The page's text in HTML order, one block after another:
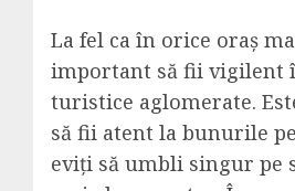
La fel ca în orice oraș
important să fii vigilent
turistice aglomerate.
să fii atent la bunurile
eviți să umbli singur pe